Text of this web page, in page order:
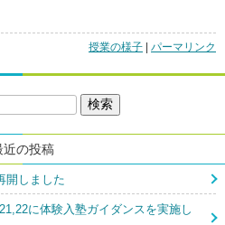
授業の様子
「夢
か
じ
ん
夢
パーマリンク
近の投稿
開しました
に体験入塾ガイダンスを実施し